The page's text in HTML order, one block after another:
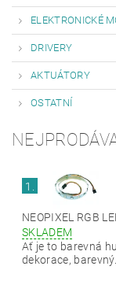
ELEKTRONICKÉ
DRIVERY
AKTUÁTORY
OSTATNÍ
1.
NEOPIXEL RGB
SKLADEM
Ať je to barevná
dekorace,